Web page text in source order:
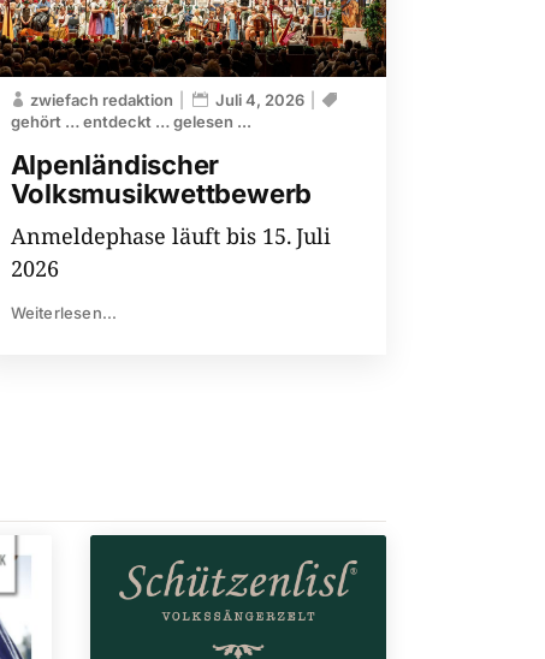
Alpenländischer
Volksmusikwettbewerb
zwiefach redaktion
Juli 4, 2026
gehört … entdeckt … gelesen ...
Anmeldephase läuft bis 15. Juli
2026
Weiterlesen...